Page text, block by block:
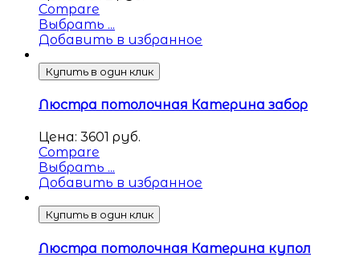
Compare
Выбрать ...
Добавить в избранное
Купить в один клик
Люстра потолочная Катерина забор
Цена: 3601 руб.
Compare
Выбрать ...
Добавить в избранное
Купить в один клик
Люстра потолочная Катерина купол